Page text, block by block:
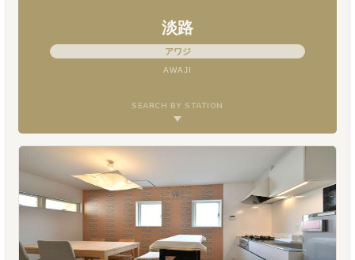
淡路
アワジ
AWAJI
SEARCH BY STATION